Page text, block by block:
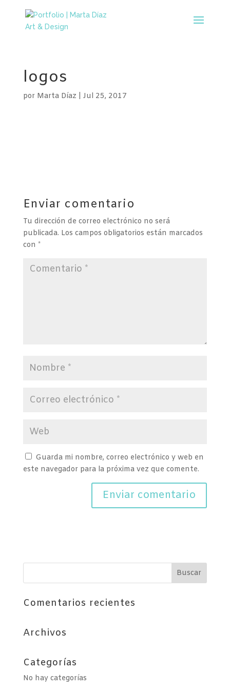
logos
por Marta Díaz Jul 25, 2017
Enviar comentario
Tu dirección de correo electrónico no será
publicada. Los campos obligatorios están marcados
con *
Guarda mi nombre, correo electrónico y web en
este navegador para la próxima vez que comente.
Comentarios recientes
Archivos
Categorías
No hay categorías